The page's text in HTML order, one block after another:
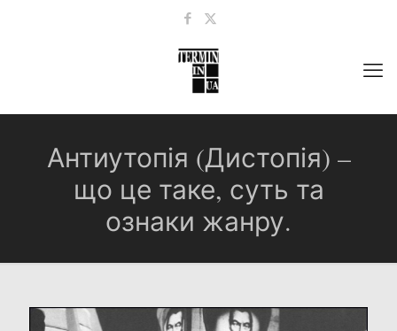
Антиутопія (Дистопія) –
що це таке, суть та
ознаки жанру.